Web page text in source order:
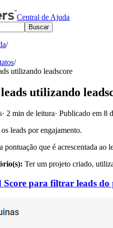
Central de Ajuda
Buscar
/
/
utilizando leadscore
utilizando
· 2 min de leitura· Publicado em 8
leads por engajamento.
pontuação que é acrescentada ao
Ter um projeto criado,
Score para filtrar leads do